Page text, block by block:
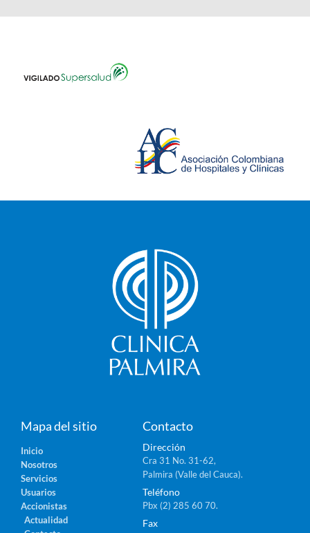
Mapa del sitio
Inicio
Nosotros
Servicios
Usuarios
Accionistas
Actualidad
Contacto
Dirección
Cra 31 No. 31-62,
Palmira (Valle del Cauca).
Teléfono
Pbx (2) 285 60 70.
Fax